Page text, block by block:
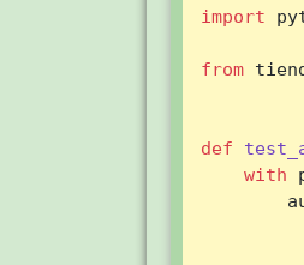
import
from
def
with